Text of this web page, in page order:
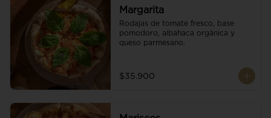
Margarita
Rodajas de tomate fresco, base
pomodoro, albahaca orgánica y
queso parmesano.
$35.900